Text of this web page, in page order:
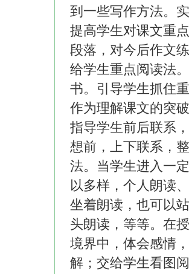
到一些写作方法。
提高学生对课文重
段落，对今后作文
给学生重点阅读法
书。引导学生抓住
作为理解课文的突
指导学生前后联系
想前，上下联系，
法。当学生进入一
以多样，个人朗读
坐着朗读，也可以
头朗读，等等。在
境界中，体会感情
解；交给学生看图